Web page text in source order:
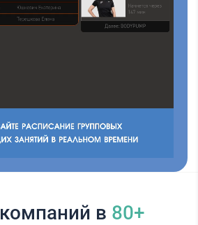
компаний в 80+